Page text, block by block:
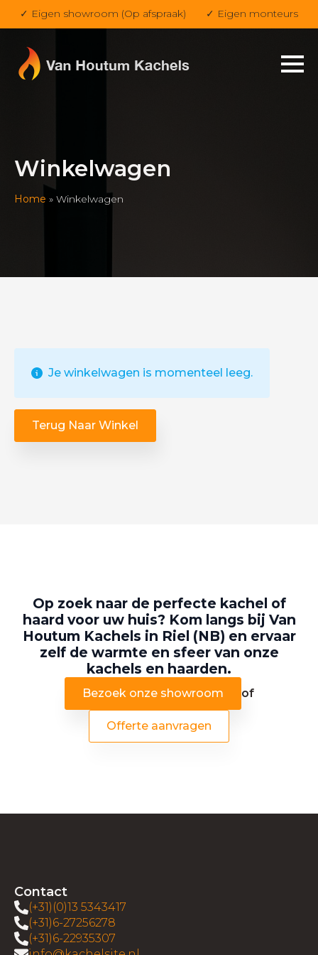
✓ Eigen showroom (Op afspraak) ✓ Eigen monteurs
Winkelwagen
Home » Winkelwagen
Je winkelwagen is momenteel leeg.
Terug Naar Winkel
Op zoek naar de perfecte kachel of
haard voor uw huis? Kom langs bij Van
Houtum Kachels in Riel (NB) en ervaar
zelf de warmte en sfeer van onze
kachels en haarden.
Bezoek onze showroom of
Offerte aanvragen
Contact
(+31)(0)13 5343417
(+31)6-27256278
(+31)6-22935307